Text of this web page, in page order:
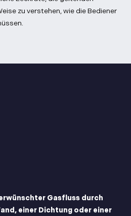
zu verstehen, wie die Bediener
Gasfluss durch
einer Dichtung oder einer